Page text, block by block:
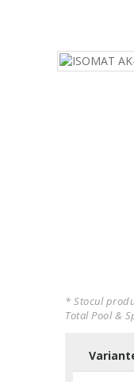
* Stocul
Total Pool &